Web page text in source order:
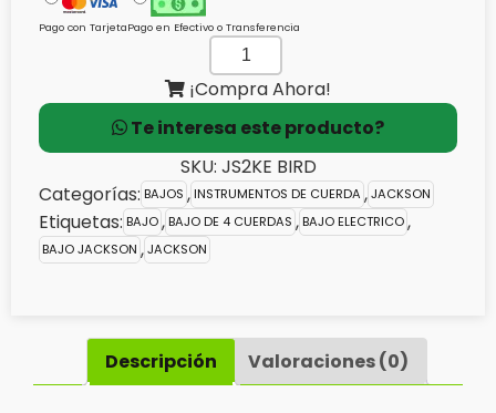
Pago con TarjetaPago en Efectivo o Transferencia
BAJO
ELECTRICO
JACKSON
JS2KE
BIRD
cantidad
¡Compra Ahora!
Te interesa este producto?
SKU: JS2KE BIRD
Categorías: BAJOS ,INSTRUMENTOS DE CUERDA ,JACKSON
Etiquetas: BAJO,BAJO DE 4 CUERDAS ,BAJO ELECTRICO,
BAJO JACKSON ,JACKSON
Descripción Valoraciones (0)